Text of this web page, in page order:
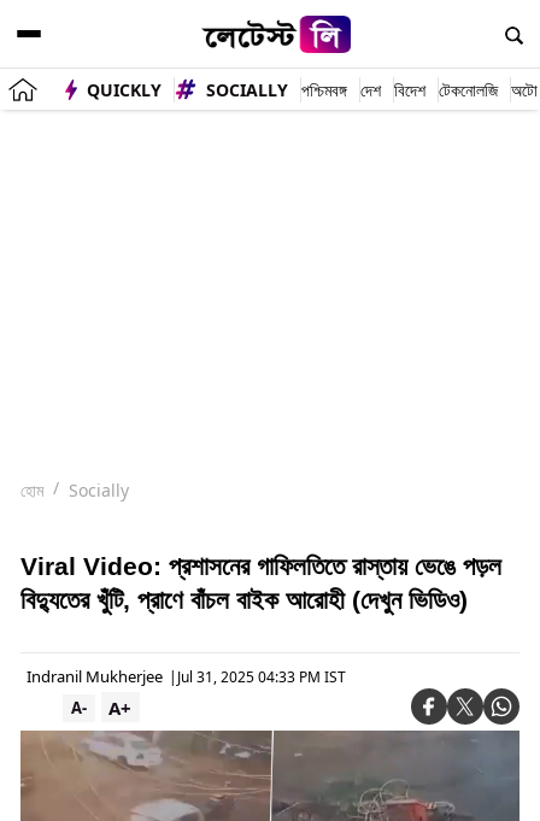
QUICKLY SOCIALLY পশ্চিমবঙ্গ দেশ বিদেশ টেকনোলজি অটো
হোম Socially
Viral Video: প্রশাসনের গাফিলতিতে রাস্তায় ভেঙে পড়ল
বিদ্যুতের খুঁটি, প্রাণে বাঁচল বাইক আরোহী (দেখুন ভিডিও)
Indranil Mukherjee | Jul 31, 2025 04:33 PM IST
A+
A-